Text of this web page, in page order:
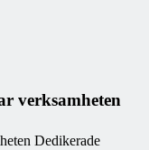
verksamheten
Dedikerade